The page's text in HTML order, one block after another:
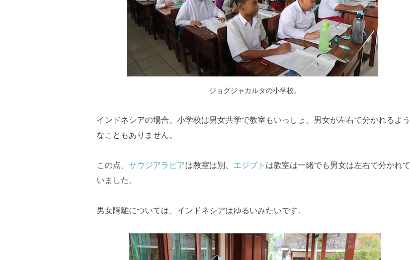
ジョグジャカルタの小学校。
インドネシアの場合、小学校は男女共学で教室もいっしょ。男女が左右で分かれるよう
なこともありません。
この点、 サウジアラビアは教室は別、 エジプト は教室は一緒でも男女は左右で分かれて
いました。
男女隔離については、インドネシアはゆるいみたいです。